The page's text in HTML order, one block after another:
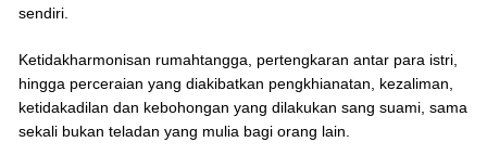
sendiri.
Ketidakharmonisan rumahtangga, pertengkaran antar para istri,
hingga perceraian yang diakibatkan pengkhianatan, kezaliman,
ketidakadilan dan kebohongan yang dilakukan sang suami, sama
sekali bukan teladan yang mulia bagi orang lain.